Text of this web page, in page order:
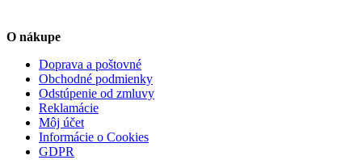
O nákupe
Doprava a poštovné
Obchodné podmienky
Odstúpenie od zmluvy
Reklamácie
Môj účet
Informácie o Cookies
GDPR